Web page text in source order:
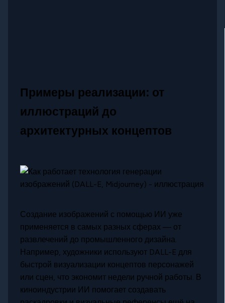
Примеры реализации: от
иллюстраций до
архитектурных концептов
Создание изображений с помощью ИИ уже
применяется в самых разных сферах — от
развлечений до промышленного дизайна.
Например, художники используют DALL-E для
быстрой визуализации концептов персонажей
или сцен, что экономит недели ручной работы. В
киноиндустрии ИИ помогает создавать